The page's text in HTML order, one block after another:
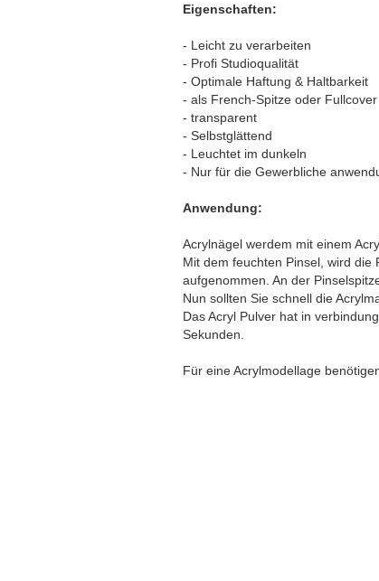
Eigenschaften:
- Leicht zu verarbeiten
- Profi Studioqualität
- Optimale Haftung & Haltbarkeit
- als French-Spitze oder Fullcover
- transparent
- Selbstglättend
- Leuchtet im dunkeln
- Nur für die Gewerbliche
Anwendung:
Acrylnägel werdem mit einem
Mit dem feuchten Pinsel, wird die
aufgenommen. An der
Nun sollten Sie schnell die
Das Acryl Pulver hat in
Sekunden.
Für eine Acrylmodellage